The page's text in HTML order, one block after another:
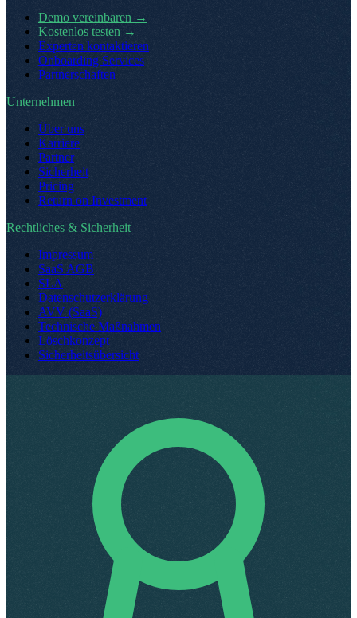
Demo vereinbaren →
Kostenlos testen →
Experten kontaktieren
Onboarding Services
Partnerschaften
Unternehmen
Über uns
Karriere
Partner
Sicherheit
Pricing
Return on Investment
Rechtliches & Sicherheit
Impressum
SaaS AGB
SLA
Datenschutzerklärung
AVV (SaaS)
Technische Maßnahmen
Löschkonzept
Sicherheitsübersicht